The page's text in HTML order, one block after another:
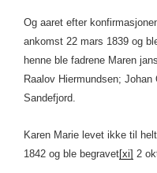
Og aaret efter
ankomst 22 mars 1839 og
henne ble fadrene Maren
Raalov Hiermundsen;
Sandefjord.
Karen Marie levet ikke til
1842 og ble begravet[xi] 2